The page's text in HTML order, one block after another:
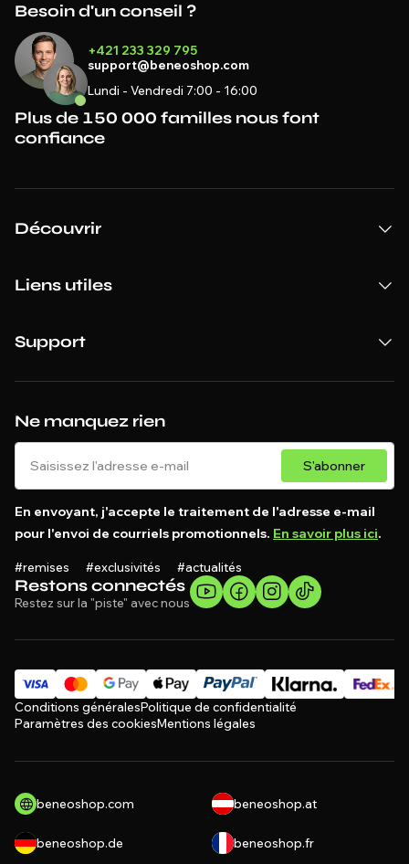
Restons connectés
Restez sur la "piste" avec nous
Ne manquez rien
S'abonner
En envoyant, j'accepte le traitement de l'adresse e-mail
pour l'envoi de courriels promotionnels. En savoir plus ici.
#remises #exclusivités #actualités
Besoin d'un conseil ?
+421 233 329 795
support@beneoshop.com
Lundi - Vendredi 7:00 - 16:00
Plus de 150 000 familles nous font
confiance
Découvrir
Liens utiles
Support
Conditions généralesPolitique de confidentialité
Paramètres des cookiesMentions légales
beneoshop.com beneoshop.at
beneoshop.de beneoshop.fr